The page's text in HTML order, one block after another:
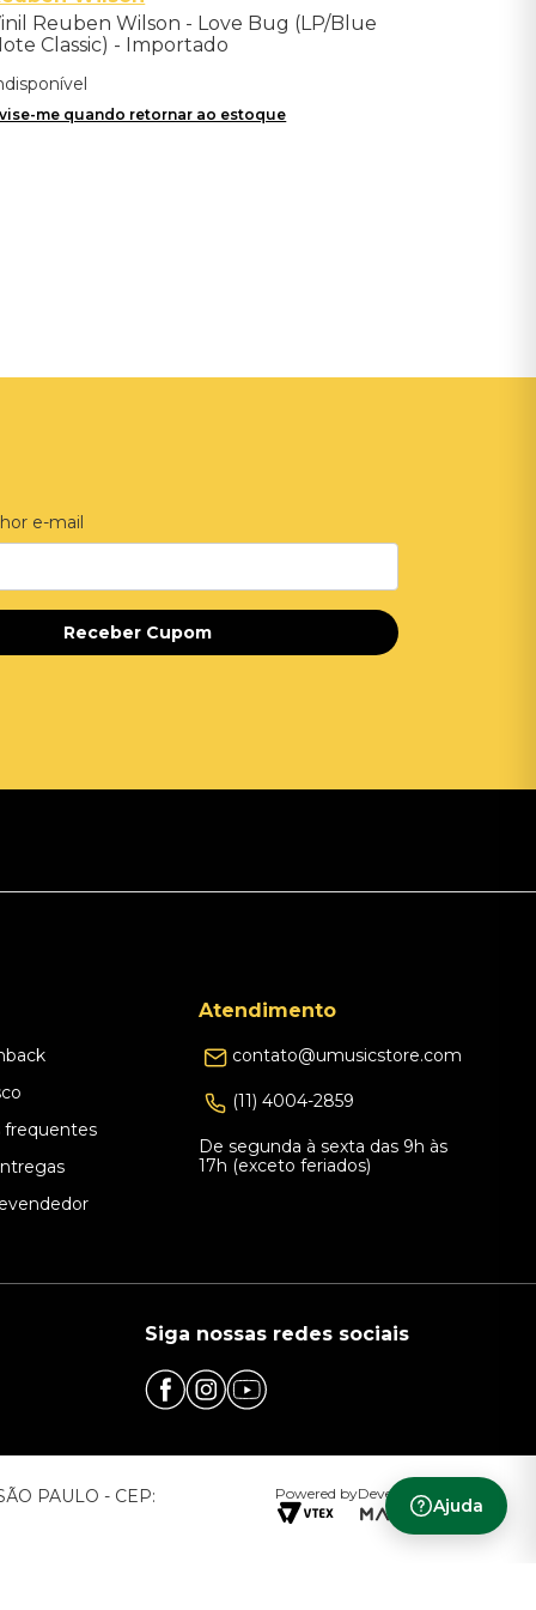
Ajuda
Reuben Wilson - Love Bug (LP/Blue
Classic) - Importado
me quando retornar ao estoque
e-mail
Receber Cupom
frequentes
Atendimento
contato@umusicstore.com
(11) 4004-2859
De segunda à sexta das 9h às
17h (exceto feriados)
Siga nossas redes sociais
PAULO - CEP:
Powered byDeveloped by